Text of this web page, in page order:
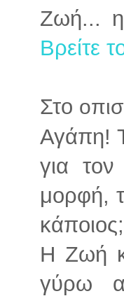
Ζωή...
Βρείτε
Στο
Αγάπη!
για
μορφή,
Η Ζωή
γύρω